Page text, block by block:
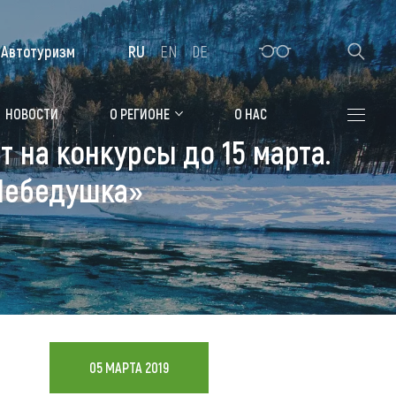
Алтайская зимовка
Где остановиться
Санатории
Гостиницы, отели
Коттеджи, базы
Сельские усадьбы
Мотели, придорожные отели
НОВОСТИ О РЕГИОНЕ О НАС
Автотуризм RU EN DE
конкурсы до 15 марта.
05 МАРТА 2019